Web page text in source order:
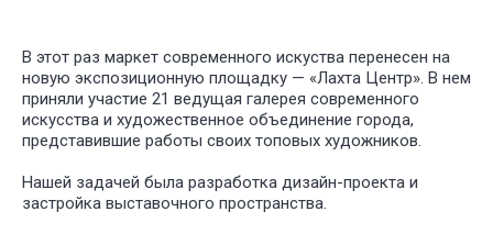
В этот раз маркет современного искуства перенесен на
новую экспозиционную площадку — «Лахта Центр». В нем
приняли участие 21 ведущая галерея современного
искусства и художественное объединение города,
представившие работы своих топовых художников.
Нашей задачей была разработка дизайн-проекта и
застройка выставочного пространства.